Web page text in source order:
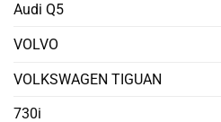
Audi Q5
VOLVO
VOLKSWAGEN TIGUAN
730i